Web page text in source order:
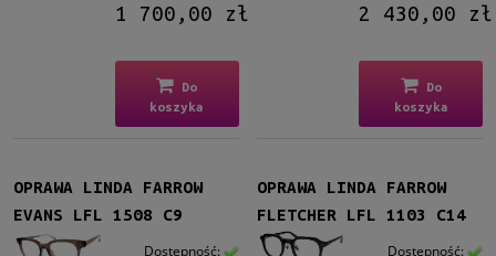
1 700,00 zł
Do
koszyka
2 430,00 zł
Do
koszyka
OPRAWA LINDA FARROW
EVANS LFL 1508 C9
Dostępność:
OPRAWA LINDA FARROW
FLETCHER LFL 1103 C14
Dostępność: